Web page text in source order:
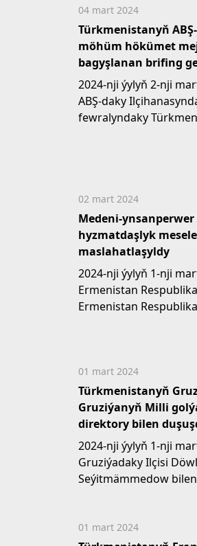
04 mart 2024
Türkmenistanyň
möhüm hökümet
bagyşlanan brifing
2024-nji ýylyň 2-nji
ABŞ-daky
fewralyndaky
02 mart 2024
Medeni-
hyzmatdaşlyk
maslahatlaşyldy
2024-nji ýylyň 1-nji
Ermenistan
Ermenistan
01 mart 2024
Türkmenistanyň
Gruziýanyň Milli
direktory bilen
2024-nji ýylyň 1-nji
Gruziýadaky Ilçisi
Seýitmämmedow
01 mart 2024